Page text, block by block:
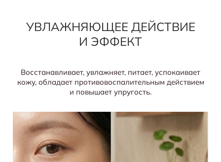
УВЛАЖНЯЮЩЕЕ ДЕЙСТВИЕ
И ЭФФЕКТ
Восстанавливает, увлажняет, питает, успокаивает
кожу, обладает противовоспалительным действием
и повышает упругость.